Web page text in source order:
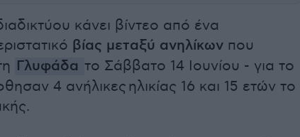
κάνει βίντεο από ένα
βίας μεταξύ ανηλίκων που
Γλυφάδα το Σάββατο 14 Ιουνίου - για το
4 ανήλικες ηλικίας 16 και 15 ετών το